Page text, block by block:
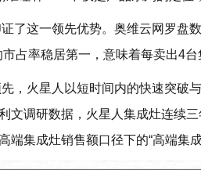
这一领先优势。奥维云网罗盘
市占率稳居第一，意味着每卖出4
火星人以短时间内的快速突破与
文调研数据，火星人集成灶连续
端集成灶销售额口径下的“高端集成